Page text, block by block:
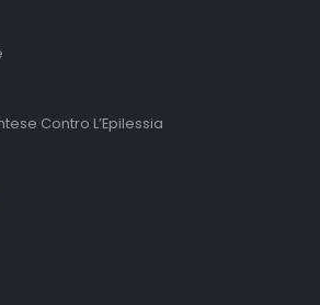
Contro L’Epilessia